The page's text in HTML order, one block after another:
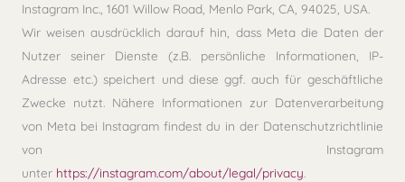
Instagram Inc., 1601 Willow Road, Menlo Park, CA, 94025, USA.
Wir weisen ausdrücklich darauf hin, dass Meta die Daten der
Nutzer seiner Dienste (z.B. persönliche Informationen, IP-
Adresse etc.) speichert und diese ggf. auch für geschäftliche
Zwecke nutzt. Nähere Informationen zur Datenverarbeitung
von Meta bei Instagram findest du in der Datenschutzrichtlinie
von Instagram
unter https://instagram.com/about/legal/privacy